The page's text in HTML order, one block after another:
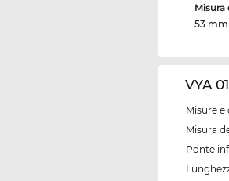
Misura
53 mm
VYA
Misure e
Misura
Ponte